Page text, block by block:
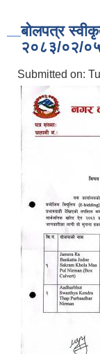
बोलपत्र
२०८३/०२/
Submitted on: